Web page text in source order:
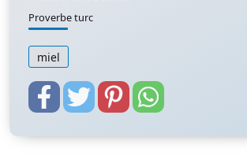
Proverbe turc
miel